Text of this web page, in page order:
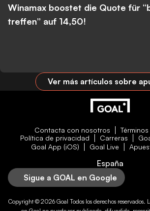
Winamax boostet die Quote für
treffen” auf 14,50!
Ver más artículos sobre
Contacta con nosotros
Política de privacidad
Carreras
Goal App (iOS)
Goal Live
España
Sigue a GOAL en Google
Copyright © 2026 Goal Todos los derechos